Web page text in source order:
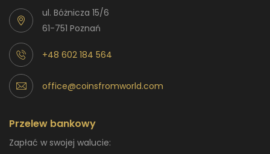
ul. Bóżnicza 15/6
61-751 Poznań
+48 602 184 564
office@coinsfromworld.com
Przelew bankowy
Zapłać w swojej walucie: